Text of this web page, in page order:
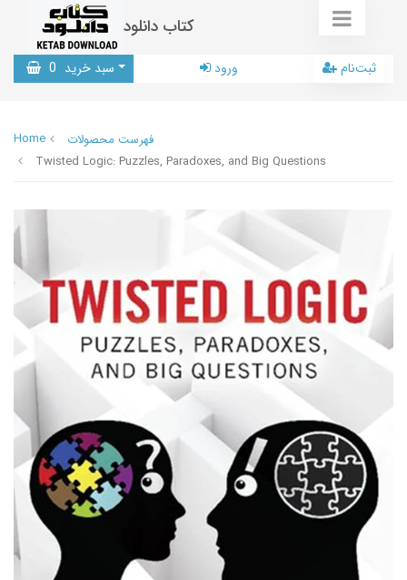
کتاب دانلود
سبد خرید 0 ورود ثبت‌نام
Home
فهرست محصولات
Twisted Logic: Puzzles, Paradoxes, and Big Questions